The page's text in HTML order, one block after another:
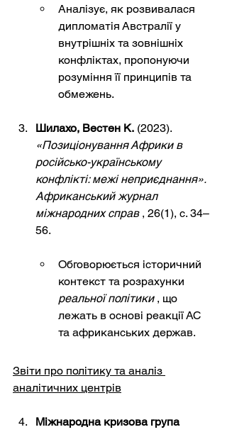
Аналізує, як розвивалася
дипломатія Австралії у
внутрішніх та зовнішніх
конфліктах, пропонуючи
розуміння її принципів та
обмежень.
Шилахо, Вестен К. (2023).
«Позиціонування Африки в
російсько-українському
конфлікті: межі неприєднання».
Африканський журнал
міжнародних справ , 26(1), с. 34–
56.
Обговорюється історичний
контекст та розрахунки
реальної політики , що
лежать в основі реакції АС
та африканських держав.
Звіти про політику та аналіз
аналітичних центрів
Міжнародна кризова група